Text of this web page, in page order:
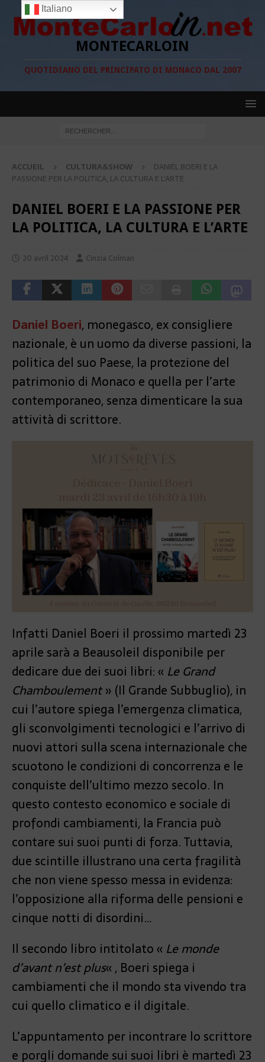
MONTECARLOIN
QUOTIDIANO DEL PRINCIPATO DI MONACO DAL 2007
ACCUEIL CULTURA&SHOW
DANIEL BOERI E LA
PASSIONE PER LA POLITICA, LA CULTURA E L’ARTE
DANIEL BOERI E LA PASSIONE PER
LA POLITICA, LA CULTURA E L’ARTE
20 avril 2024 Cinzia Colman
Daniel Boeri, monegasco, ex consigliere
nazionale, è un uomo da diverse passioni, la
politica del suo Paese, la protezione del
patrimonio di Monaco e quella per l’arte
contemporaneo, senza dimenticare la sua
attività di scrittore.
Infatti Daniel Boeri il prossimo martedì 23
aprile sarà a Beausoleil disponibile per
dedicare due dei suoi libri: « Le Grand
Chamboulement» (Il Grande Subbuglio), in
cui l’autore spiega l’emergenza climatica,
gli sconvolgimenti tecnologici e l’arrivo di
nuovi attori sulla scena internazionale che
scuotono le condizioni di concorrenza e le
conquiste dell’ultimo mezzo secolo. In
questo contesto economico e sociale di
profondi cambiamenti, la Francia può
contare sui suoi punti di forza. Tuttavia,
due scintille illustrano una certa fragilità
che non viene spesso messa in evidenza:
l’opposizione alla riforma delle pensioni e
cinque notti di disordini…
Il secondo libro intitolato « Le monde
d’avant n’est plus« , Boeri spiega i
cambiamenti che il mondo sta vivendo tra
cui quello climatico e il digitale.
L’appuntamento per incontrare lo scrittore
e porgli domande sui suoi libri è martedì 23
Italiano